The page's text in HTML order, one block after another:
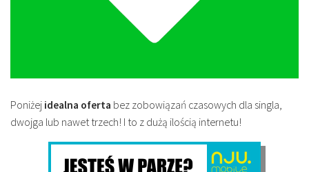
Poniżej idealna oferta bez zobowiązań czasowych dla singla,
dwojga lub nawet trzech! I to z dużą ilością internetu!